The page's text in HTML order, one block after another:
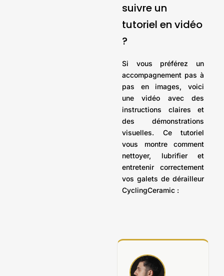
suivre un
tutoriel en vidéo
?
Si vous préférez un
accompagnement pas à
pas en images, voici
une vidéo avec des
instructions claires et
des démonstrations
visuelles. Ce tutoriel
vous montre comment
nettoyer, lubrifier et
entretenir correctement
vos galets de dérailleur
CyclingCeramic :